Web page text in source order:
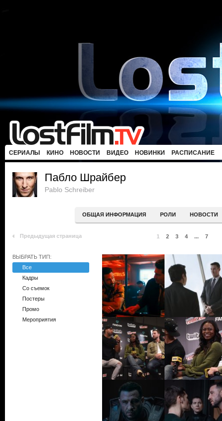
СЕРИАЛЫ КИНО НОВОСТИ ВИДЕО НОВИНКИ РАСПИСАНИЕ
Пабло Шрайбер
Pablo Schreiber
ОБЩАЯ ИНФОРМАЦИЯ РОЛИ НОВОСТИ
Предыдущая страница 1 2 3 4 ... 7
ВЫБРАТЬ ТИП:
Все
Кадры
Со съемок
Постеры
Промо
Мероприятия